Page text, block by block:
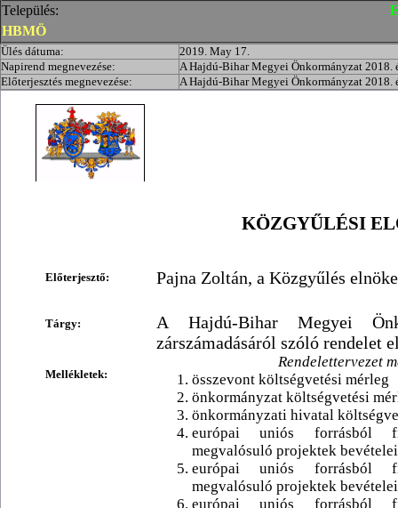
Település:
HBMÖ
Ülés dátuma:
2019. May 17.
Napirend megnevezése:
A Hajdú-Bihar Megyei Önkormányzat 2018.
Előterjesztés megnevezése:
A Hajdú-Bihar Megyei Önkormányzat 2018.